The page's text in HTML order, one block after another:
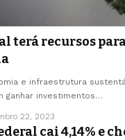
terá recursos
e infraestrutura
ganhar investimentos…
22, 2023
cai 4,14% e